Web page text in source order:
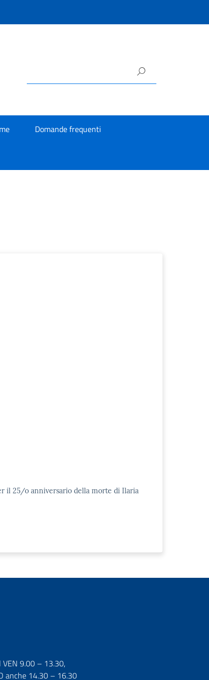
Domande frequenti
il 25/o anniversario della morte di Ilaria
VEN 9.00 – 13.30,
anche 14.30 – 16.30